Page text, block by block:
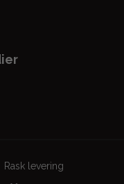
Rask levering